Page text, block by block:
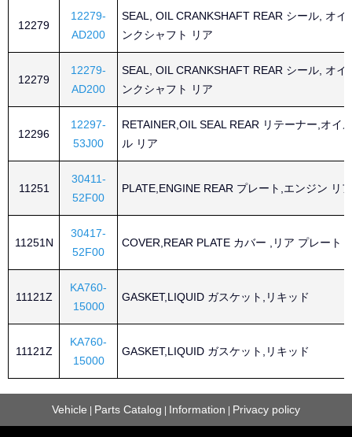
12279
12279-
AD200
SEAL, OIL CRANKSHAFT REAR シール, オイ
ンクシャフト リア
12279
12279-
AD200
SEAL, OIL CRANKSHAFT REAR シール, オイ
ンクシャフト リア
12296
12297-
53J00
RETAINER,OIL SEAL REAR リテーナー,オイ
ル リア
11251
30411-
52F00
PLATE,ENGINE REAR プレート,エンジン リア
11251N
30417-
52F00
COVER,REAR PLATE カバー ,リア プレート
11121Z
KA760-
15000
GASKET,LIQUID ガスケット,リキッド
11121Z
KA760-
15000
GASKET,LIQUID ガスケット,リキッド
Vehicle Parts Catalog Information Privacy policy